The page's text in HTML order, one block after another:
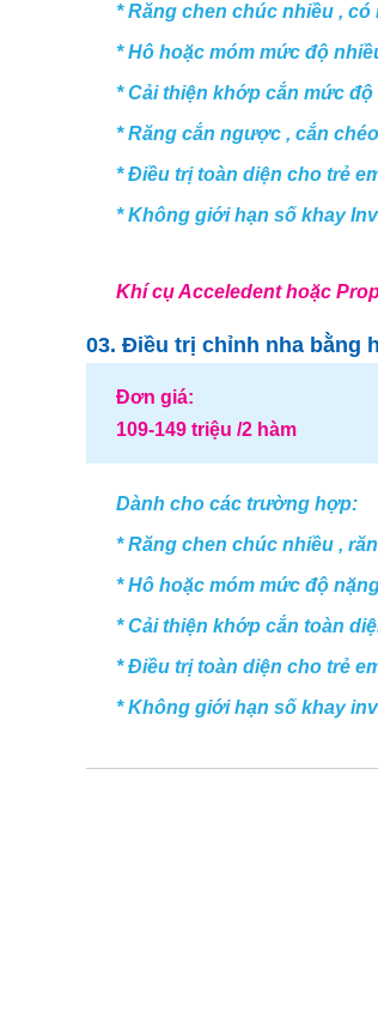
* Răng chen chúc nhiều , có
* Hô hoặc móm mức độ
* Cải thiện khớp cắn mức độ
* Răng cắn ngược , cắn
* Điều trị toàn diện cho trẻ
* Không giới hạn số khay
Khí cụ Acceledent hoặc
03. Điều trị chỉnh nha bằng
Đơn giá:
109-149 triệu /2 hàm
Dành cho các trường hợp:
* Răng chen chúc nhiều ,
* Hô hoặc móm mức độ
* Cải thiện khớp cắn toàn
* Điều trị toàn diện cho trẻ
* Không giới hạn số khay